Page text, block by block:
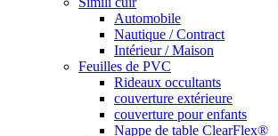
Automobile
Nautique / Contract
Intérieur / Maison
Feuilles de PVC
Rideaux occultants
couverture extérieure
couverture pour enfants
Nappe de table ClearFlex®